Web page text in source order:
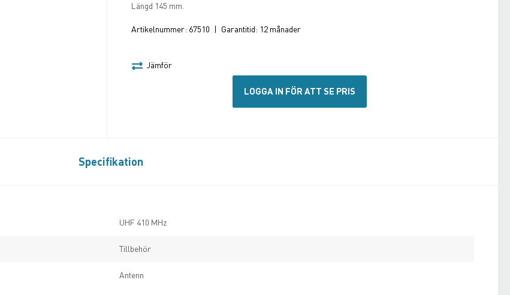
Längd 145 mm.
Artikelnummer: 67510 | Garantitid: 12 månader
Jämför
LOGGA IN FÖR ATT SE PRIS
Specifikation
UHF 410 MHz
Tillbehör
Antenn